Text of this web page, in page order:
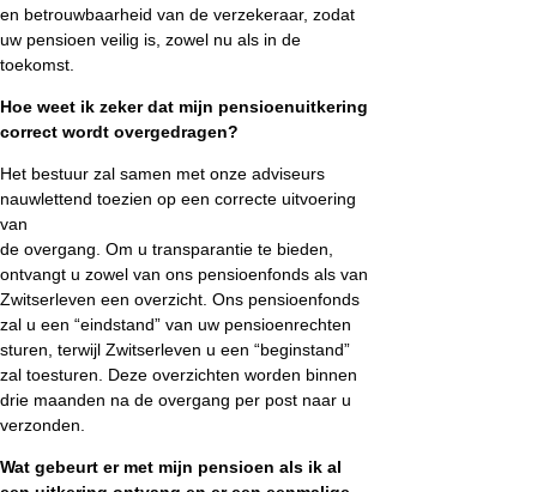
en betrouwbaarheid van de verzekeraar, zodat
uw pensioen veilig is, zowel nu als in de
toekomst.
Hoe weet ik zeker dat mijn pensioenuitkering
correct wordt overgedragen?
Het bestuur zal samen met onze adviseurs
nauwlettend toezien op een correcte uitvoering
van
de overgang. Om u transparantie te bieden,
ontvangt u zowel van ons pensioenfonds als van
Zwitserleven een overzicht. Ons pensioenfonds
zal u een “eindstand” van uw pensioenrechten
sturen, terwijl Zwitserleven u een “beginstand”
zal toesturen. Deze overzichten worden binnen
drie maanden na de overgang per post naar u
verzonden.
Wat gebeurt er met mijn pensioen als ik al